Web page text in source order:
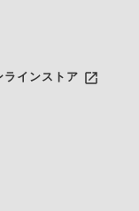
ラインストア launch